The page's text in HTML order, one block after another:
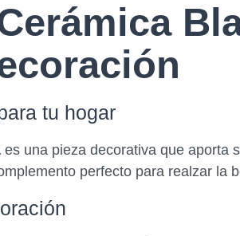
tu hogar
es una pieza decorativa que aporta
perfecto para realzar la